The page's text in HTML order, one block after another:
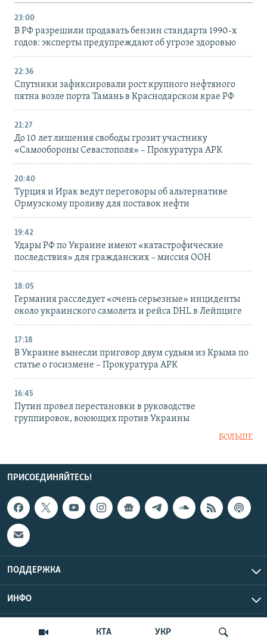
КТА УКР
23:00
В РФ разрешили продавать бензин стандарта 1990-х
годов: эксперты предупреждают об угрозе здоровью
22:36
Спутники зафиксировали рост крупного нефтяного
пятна возле порта Тамань в Краснодарском крае РФ
21:27
До 10 лет лишения свободы грозит участнику
«Самообороны Севастополя» – Прокуратура АРК
20:40
Турция и Ирак ведут переговоры об альтернативе
Ормузскому проливу для поставок нефти
19:42
Удары РФ по Украине имеют «катастрофические
последствия» для гражданских – миссия ООН
18:05
Германия расследует «очень серьезные» инциденты
около украинского самолета и рейса DHL в Лейпциге
17:18
В Украине вынесли приговор двум судьям из Крыма по
статье о госизмене – Прокуратура АРК
16:45
Путин провел перестановки в руководстве
группировок, воюющих против Украины
БОЛЬШЕ
ПРИСОЕДИНЯЙТЕСЬ!
ПОДДЕРЖКА
ИНФО
Copyright Крым.Реалии, 2026 | Все права защищены.
UTC+3